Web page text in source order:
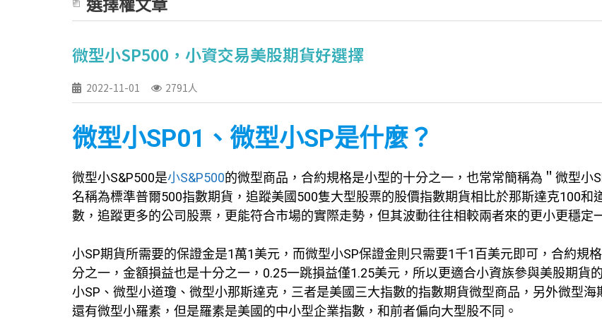
選擇權文章
微型小SP500，小資交易美股期貨好選擇
2022-11-01 2791人
微型小SP01、微型小SP是什麼？
微型小S&P500是小S&P500的微型商品，合約規格是小型的十分之一，也常常簡稱為＂微型小
名稱為標準普爾500指數期貨，追蹤美國500隻大型股票的股價指數期貨相比於那斯達克100和
數，追蹤更多的公司股票，更能符合市場的實際走勢，但其波動往往相較兩者來的更小更穩定
小SP期貨所需要的保證金是1萬1美元，而微型小SP保證金則只需要1千1百美元即可，合約規
分之一，金額損益也是十分之一，0.25一跳損益僅1.25美元，所以更適合小資族參與美股期貨
小SP、微型小道瓊、微型小那斯達克，三者是美國三大指數的指數期貨微型商品，另外微型海
還有微型小羅素，但是羅素是美國的中小型企業指數，和前者偏向大型股不同。